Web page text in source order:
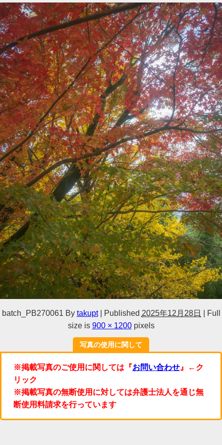
batch_PB270061 By takupt Published 2025年12月28日
Full
size is 900 × 1200pixels
写真の使用に関して
※掲載写真のご使用に関しては『お問い合わせ 』←ク
リック
※掲載写真の無断使用に対しては弁護士法人を通じ無
断使用料請求を行っています